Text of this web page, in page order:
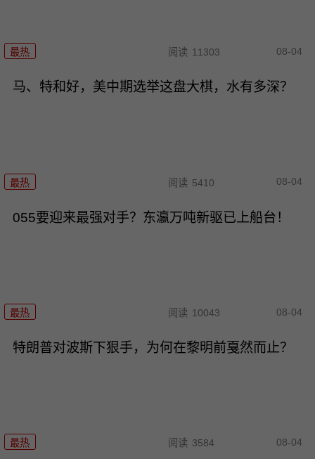
最热 阅读 11303 08-04
马、特和好，美中期选举这盘大棋，水有多深？
最热 阅读 5410 08-04
055要迎来最强对手？东瀛万吨新驱已上船台！
最热 阅读 10043 08-04
特朗普对波斯下狠手，为何在黎明前戛然而止？
最热 阅读 3584 08-04